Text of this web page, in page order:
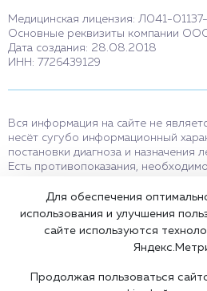
Медицинская лицензия: Л041-
Основные реквизиты компании
Дата создания: 28.08.2018
ИНН: 7726439129
Вся информация на сайте не
несёт сугубо информационный
постановки диагноза и назначения
Есть противопоказания,
мессенджерам и в соцсетях носят
информационный характер и не
услугами.
Оставаясь на сайте вы
Для обеспечения
использования и улучшения
сайте используются
Продолжая пользоваться